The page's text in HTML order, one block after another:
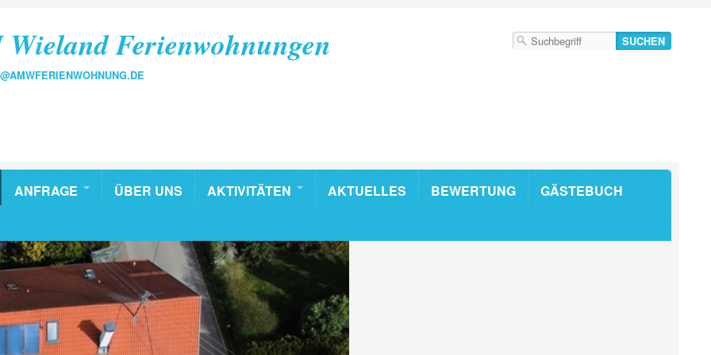
Ferienwohnungen
ANFRAGE ÜBER UNS AKTIVITÄTEN AKTUELLES BEWERTUNG GÄSTEBUCH